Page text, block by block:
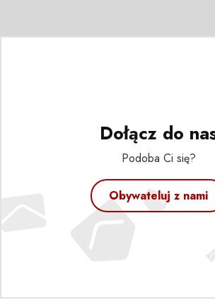
Dołącz do
Podoba Ci się?
Obywateluj z nami